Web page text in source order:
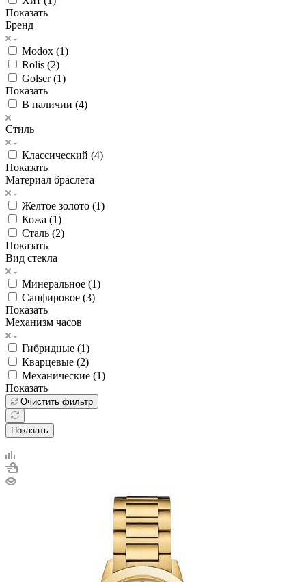
Показать
Бренд
Modox (1)
Rolis (2)
Golser (1)
Показать
В наличии (4)
Стиль
Классический (4)
Показать
Материал браслета
Желтое золото (1)
Кожа (1)
Сталь (2)
Показать
Вид стекла
Минеральное (1)
Сапфировое (3)
Показать
Механизм часов
Гибридные (1)
Кварцевые (2)
Механические (1)
Показать
Очистить фильтр
Показать